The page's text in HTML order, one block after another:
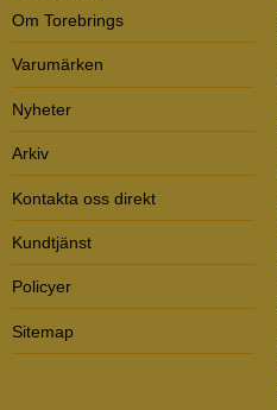
Om Torebrings
Varumärken
Nyheter
Arkiv
Kontakta oss direkt
Kundtjänst
Policyer
Sitemap